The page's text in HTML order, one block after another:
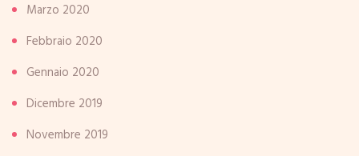
Marzo 2020
Febbraio 2020
Gennaio 2020
Dicembre 2019
Novembre 2019